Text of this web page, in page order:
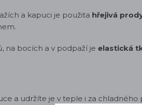
a kapuci je použita hřejivá
na bocích a v podpaží je elastická
a udržíte je v teple i za chladného